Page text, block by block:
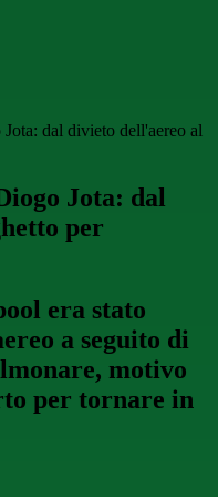
dal divieto dell'aereo al
Jota: dal
per
era stato
a seguito di
motivo
per tornare in